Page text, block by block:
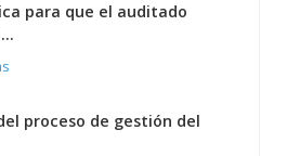
para que el auditado
proceso de gestión del